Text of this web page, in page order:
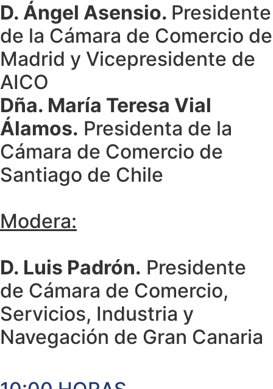
D. Ángel Asensio. Presidente
de la Cámara de Comercio de
Madrid y Vicepresidente de
AICO
Dña. María Teresa Vial
Álamos. Presidenta de la
Cámara de Comercio de
Santiago de Chile
Modera:
D. Luis Padrón. Presidente
de Cámara de Comercio,
Servicios, Industria y
Navegación de Gran Canaria